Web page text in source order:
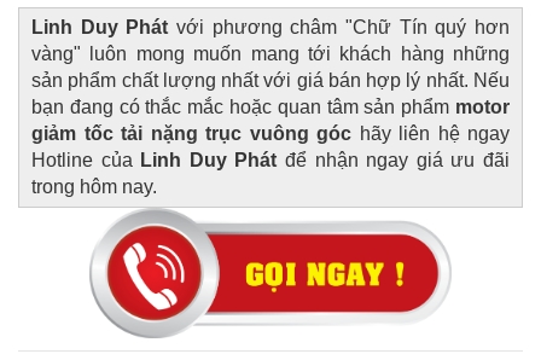
Linh Duy Phát với phương châm "Chữ Tín quý hơn
vàng" luôn mong muốn mang tới khách hàng những
sản phẩm chất lượng nhất với giá bán hợp lý nhất. Nếu
bạn đang có thắc mắc hoặc quan tâm sản phẩm motor
giảm tốc tải nặng trục vuông góc hãy liên hệ ngay
Hotline của Linh Duy Phát để nhận ngay giá ưu đãi
trong hôm nay.